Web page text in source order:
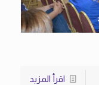
اقرأ المزيد